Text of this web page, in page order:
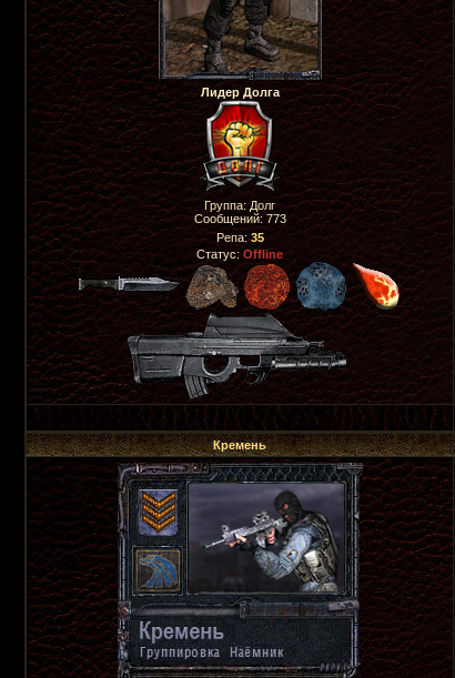
Лидер Долга
Группа: Долг
Сообщений: 773
Репа:35
Статус: Offline
Кремень